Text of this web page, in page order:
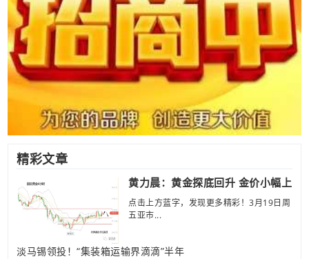
精彩文章
黄力晨：黄金探底回升 金价小幅上
点击上方蓝字，发现更多精彩！3月19日周
五亚市...
淡马锡领投！“集装箱运输界滴滴”半年